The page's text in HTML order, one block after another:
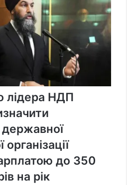
лідера НДП
до 350
на рік